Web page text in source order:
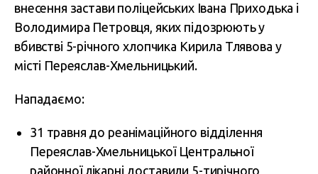
внесення застави поліцейських Івана Приходька і
Володимира Петровця, яких підозрюють у
вбивстві 5-річного хлопчика Кирила Тлявова у
місті Переяслав-Хмельницький.
Нападаємо:
31 травня до реанімаційного відділення
Переяслав-Хмельницької Центральної
районної лікарні доставили 5-тирічного